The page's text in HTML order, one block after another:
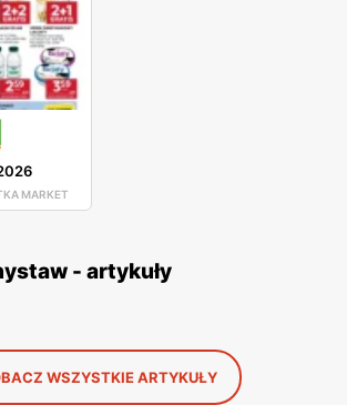
MARKET
- artykuły
WSZYSTKIE ARTYKUŁY